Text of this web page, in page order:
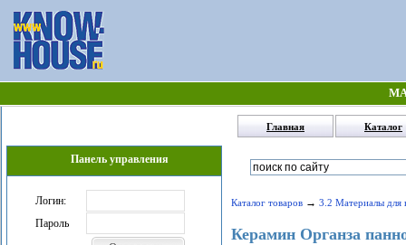
Главная Каталог
Панель управления
Логин:
Пароль
Каталог товаров→ 3.2 Материалы для
Керамин Органза